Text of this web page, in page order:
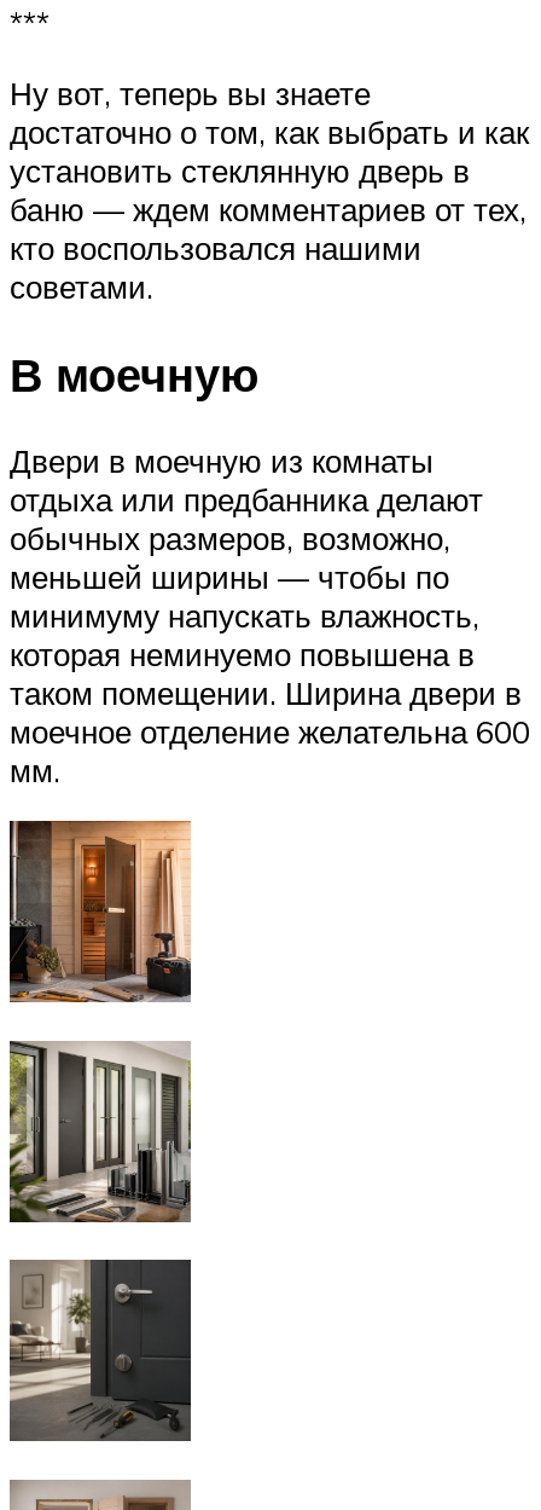
***
Ну вот, теперь вы знаете
достаточно о том, как выбрать и как
установить стеклянную дверь в
баню — ждем комментариев от тех,
кто воспользовался нашими
советами.
В моечную
Двери в моечную из комнаты
отдыха или предбанника делают
обычных размеров, возможно,
меньшей ширины — чтобы по
минимуму напускать влажность,
которая неминуемо повышена в
таком помещении. Ширина двери в
моечное отделение желательна 600
мм.